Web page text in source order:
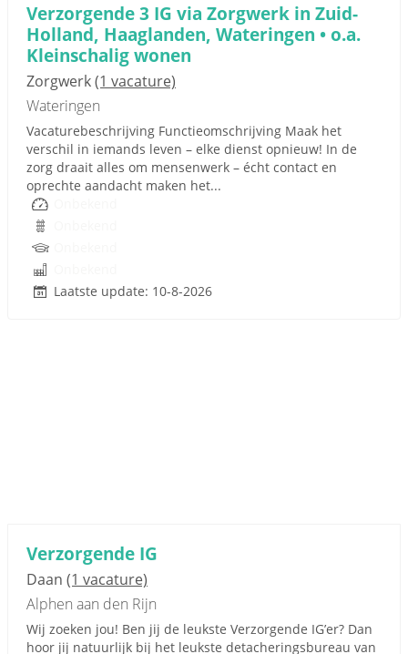
Verzorgende 3 IG via Zorgwerk in Zuid-
Holland, Haaglanden, Wateringen • o.a.
Kleinschalig wonen
Zorgwerk(1 vacature)
Wateringen
Vacaturebeschrijving Functieomschrijving Maak het
verschil in iemands leven – elke dienst opnieuw! In de
zorg draait alles om mensenwerk – écht contact en
oprechte aandacht maken het...
Laatste update: 10-8-2026
Verzorgende IG
Daan (1 vacature)
Alphen aan den Rijn
Wij zoeken jou! Ben jij de leukste Verzorgende IG’er? Dan
hoor jij natuurlijk bij het leukste detacheringsbureau van